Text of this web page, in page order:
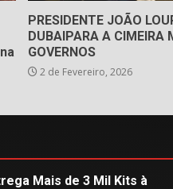
PRESIDENTE JOÃO
DUBAIPARA A CIMEIRA
GOVERNOS
2 de Fevereiro, 2026
Mais de 3 Mil Kits à